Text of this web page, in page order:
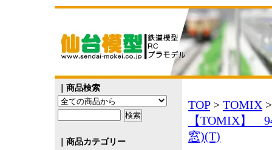
｜商品検索
｜商品カテゴリー
TOP> TOMIX
【TOMIX】
窓)(T)